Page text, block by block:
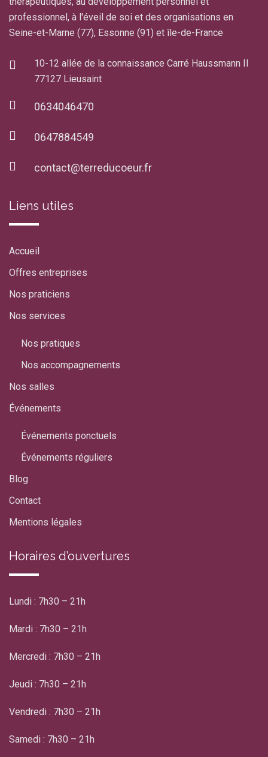
professionnel, à l'éveil de soi et des organisations en
Seine-et-Marne (77), Essonne (91) et île-de-France
10-12 allée de la connaissance Carré Haussmann II
77127 Lieusaint
0634046470
0647884549
contact@terreducoeur.fr
Liens utiles
Accueil
Offres entreprises
Nos praticiens
Nos services
Nos pratiques
Nos accompagnements
Nos salles
Événements
Événements ponctuels
Événements réguliers
Blog
Contact
Mentions légales
Horaires d’ouvertures
Lundi : 7h30 – 21h
Mardi : 7h30 – 21h
Mercredi : 7h30 – 21h
Jeudi : 7h30 – 21h
Vendredi : 7h30 – 21h
Samedi : 7h30 – 21h